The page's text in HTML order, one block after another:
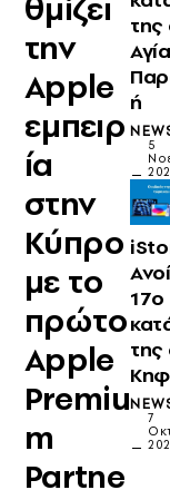
θμίζει
την
Apple
εμπειρ
ία
στην
Κύπρο
με το
πρώτο
Apple
Premiu
m
Partne
της
Αγία
ή
5
17o
της
7